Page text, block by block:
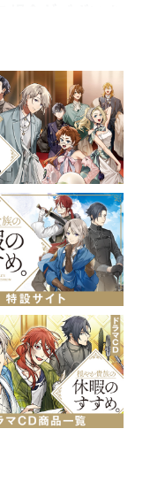
待望のTVアニメ
ご注文いただいた
につきましては、
ていただきます。
大特典付き！】
ろしEDカードイ
製小冊子
ース